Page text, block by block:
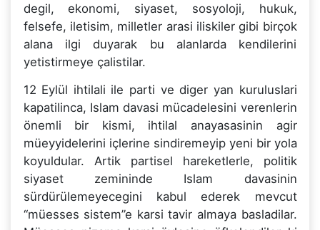
degil, ekonomi, siyaset, sosyoloji, hukuk,
felsefe, iletisim, milletler arasi iliskiler gibi birçok
alana ilgi duyarak bu alanlarda kendilerini
yetistirmeye çalistilar.
12 Eylül ihtilali ile parti ve diger yan kuruluslari
kapatilinca, Islam davasi mücadelesini verenlerin
önemli bir kismi, ihtilal anayasasinin agir
müeyyidelerini içlerine sindiremeyip yeni bir yola
koyuldular. Artik partisel hareketlerle, politik
siyaset zemininde Islam davasinin
sürdürülemeyecegini kabul ederek mevcut
“müesses sistem”e karsi tavir almaya basladilar.